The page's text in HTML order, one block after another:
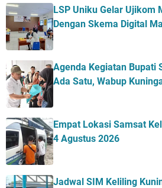
LSP Uniku Gelar Ujikom
Dengan Skema Digital
Agenda Kegiatan Bupati
Ada Satu, Wabup
Empat Lokasi Samsat
4 Agustus 2026
Jadwal SIM Keliling